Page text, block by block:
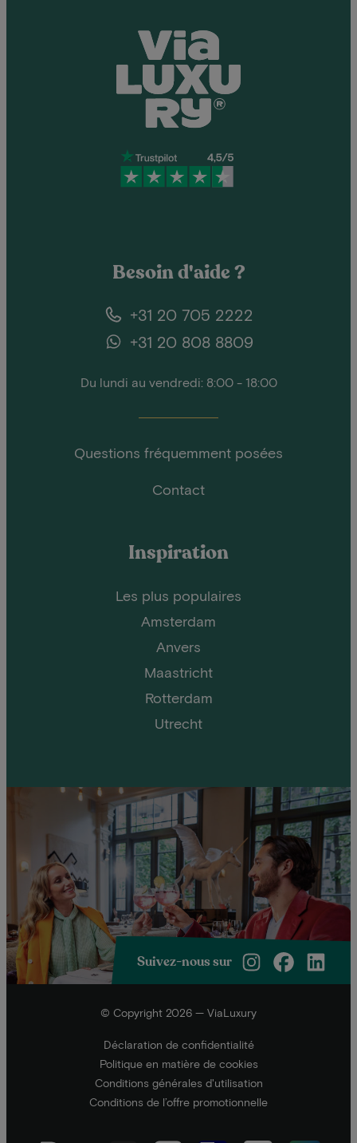
Besoin d'aide ?
+31 20 705 2222
+31 20 808 8809
Du lundi au vendredi: 8:00 - 18:00
Questions fréquemment posées
Contact
Inspiration
Les plus populaires
Amsterdam
Anvers
Maastricht
Rotterdam
Utrecht
Suivez-nous sur
© Copyright 2026 — ViaLuxury
Déclaration de confidentialité
Politique en matière de cookies
Conditions générales d'utilisation
Conditions de l’offre promotionnelle